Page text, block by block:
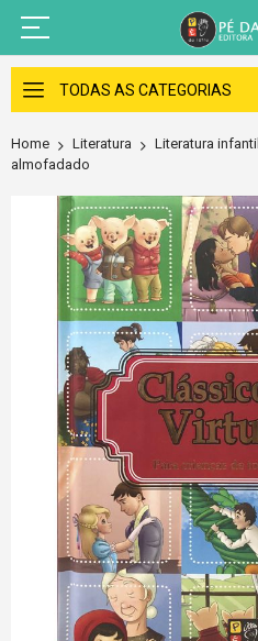
Skip
to
Content
TODAS AS CATEGORIAS
Home Literatura Literatura infantil
almofadado